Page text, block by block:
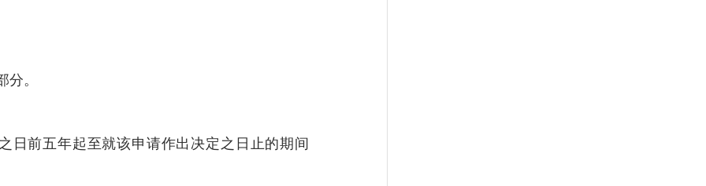
。
日前五年起至就该申请作出决定之日止的期间